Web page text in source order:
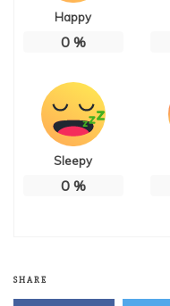
Happy
0%
Sleepy
0%
SHARE